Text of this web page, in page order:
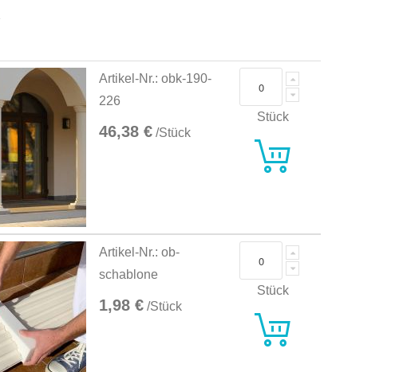
Artikel-Nr.: obk-190-
226
46,38 € /Stück
Stück
Artikel-Nr.: ob-
schablone
1,98 € /Stück
Stück